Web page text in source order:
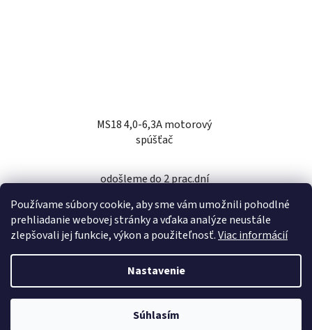
Používame súbory cookie, aby sme vám umožnili pohodlné
prehliadanie webovej stránky a vďaka analýze neustále
zlepšovali jej funkcie, výkon a použiteľnosť.Viac informácií
Nastavenie
Súhlasím
MS18 4,0-6,3A motorový
spúšťač
odošleme do 2 prac.dní
45,10 €
DO KOŠÍKA
Vytvoril Shoptet